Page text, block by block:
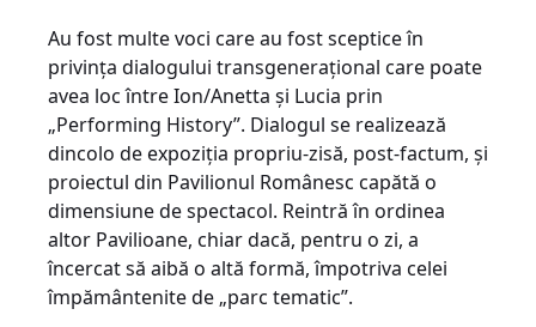
Au fost multe voci care au fost sceptice în
privinţa dialogului transgeneraţional care poate
avea loc între Ion/Anetta şi Lucia prin
„Performing History”. Dialogul se realizează
dincolo de expoziţia propriu-zisă, post-factum, şi
proiectul din Pavilionul Românesc capătă o
dimensiune de spectacol. Reintră în ordinea
altor Pavilioane, chiar dacă, pentru o zi, a
încercat să aibă o altă formă, împotriva celei
împământenite de „parc tematic”.